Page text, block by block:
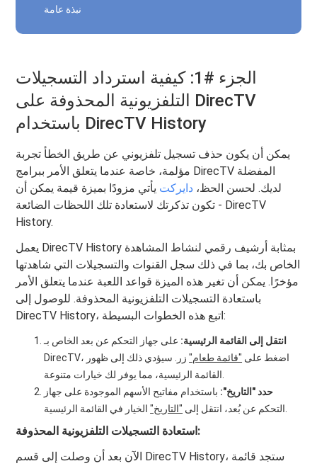
نبذة عامة
الجزء #1: كيفية استرداد التسجيلات
التلفزيونية المحذوفة على DirecTV
باستخدام DirecTV History
يمكن أن يكون حذف تسجيل تلفزيوني عن طريق الخطأ تجربة
مؤلمة، خاصة عندما يتعلق الأمر ببرامج DirecTV المفضلة
لديك. لحسن الحظ، دايركت يأتي مزودًا بميزة قيمة يمكن أن
تكون تذكرتك لاستعادة تلك اللحظات الضائعة - DirecTV
History.
يعمل DirecTV History بمثابة أرشيف رقمي لنشاط المشاهدة
الخاص بك، بما في ذلك سجل القنوات والتسجيلات التي شاهدتها
مؤخرًا. يمكن أن تغير هذه الميزة قواعد اللعبة عندما يتعلق الأمر
باستعادة التسجيلات التلفزيونية المحذوفة. للوصول إلى
DirecTV History، اتبع هذه الخطوات البسيطة:
انتقل إلى القائمة الرئيسية: على جهاز التحكم عن بعد الخاص بـ
DirecTV، اضغط على "قائمة طعام"زر. سيؤدي ذلك إلى ظهور
حدد "التاريخ": باستخدام مفاتيح الأسهم الموجودة على جهاز
التحكم عن بُعد، انتقل إلى "التاريخ"
استعادة التسجيلات التلفزيونية المحذوفة:
الآن بعد أن وصلت إلى قسم DirecTV History، ستجد قائمة